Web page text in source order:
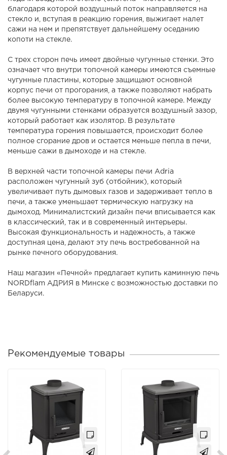
благодаря которой воздушный поток направляется на
стекло и, вступая в реакцию горения, выжигает налет
сажи на нем и препятствует дальнейшему оседанию
копоти на стекле.
С трех сторон печь имеет двойные чугунные стенки. Это
означает что внутри топочной камеры имеются съемные
чугунные пластины, которые защищают основной
корпус печи от прогорания, а также позволяют набрать
более высокую температуру в топочной камере. Между
двумя чугунными стенками образуется воздушный зазор,
который работает как изолятор. В результате
температура горения повышается, происходит более
полное сгорание дров и остается меньше пепла в печи,
меньше сажи в дымоходе и на стекле.
В верхней части топочной камеры печи Adria
расположен чугунный зуб (отбойник), который
увеличивает путь дымовых газов и задерживает тепло в
печи, а также уменьшает термическую нагрузку на
дымоход. Минималистский дизайн печи вписывается как
в классический, так и в современный интерьеры.
Высокая функциональность и надежность, а также
доступная цена, делают эту печь востребованной на
рынке печного оборудования.
Наш магазин «Печной» предлагает купить каминную печь
NORDflam АДРИЯ в Минске с возможностью доставки по
Беларуси.
Рекомендуемые товары